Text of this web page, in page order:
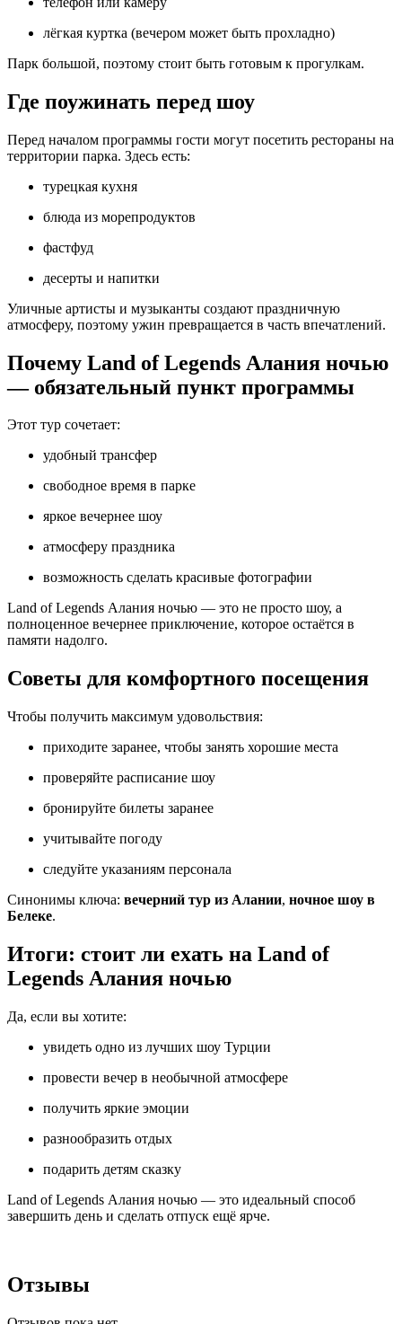
лёгкая куртка (вечером может быть прохладно)
Парк большой, поэтому стоит быть готовым к прогулкам.
Где поужинать перед шоу
Перед началом программы гости могут посетить рестораны на
территории парка. Здесь есть:
турецкая кухня
блюда из морепродуктов
фастфуд
десерты и напитки
Уличные артисты и музыканты создают праздничную
атмосферу, поэтому ужин превращается в часть впечатлений.
Почему Land of Legends Алания ночью
— обязательный пункт программы
Этот тур сочетает:
удобный трансфер
свободное время в парке
яркое вечернее шоу
атмосферу праздника
возможность сделать красивые фотографии
Land of Legends Алания ночью — это не просто шоу, а
полноценное вечернее приключение, которое остаётся в
памяти надолго.
Советы для комфортного посещения
Чтобы получить максимум удовольствия:
приходите заранее, чтобы занять хорошие места
проверяйте расписание шоу
бронируйте билеты заранее
учитывайте погоду
следуйте указаниям персонала
Синонимы ключа: вечерний тур из Алании, ночное шоу в
Белеке.
Итоги: стоит ли ехать на Land of
Legends Алания ночью
Да, если вы хотите:
увидеть одно из лучших шоу Турции
провести вечер в необычной атмосфере
получить яркие эмоции
разнообразить отдых
подарить детям сказку
Land of Legends Алания ночью — это идеальный способ
завершить день и сделать отпуск ещё ярче.
Отзывы